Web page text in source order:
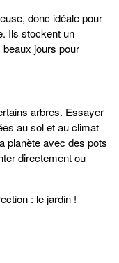
donc idéale pour
Ils stockent un
jours pour
arbres. Essayer
au sol et au climat
planète avec des pots
directement ou
: le jardin !